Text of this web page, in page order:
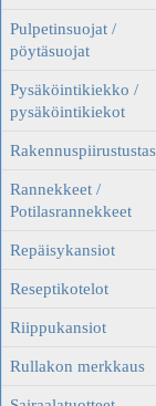
Pulpetinsuojat /
pöytäsuojat
Pysäköintikiekko /
pysäköintikiekot
Rannekkeet /
Potilasrannekkeet
Repäisykansiot
Reseptikotelot
Riippukansiot
Rullakon merkkaus